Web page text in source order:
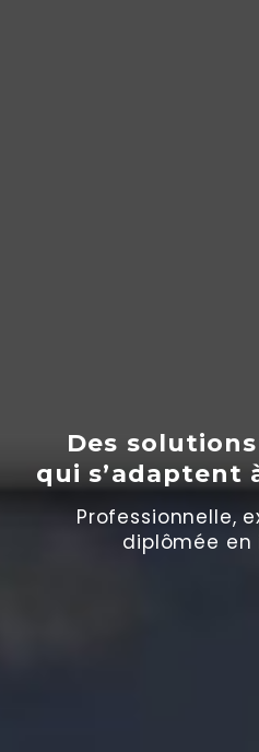
Des
qui s’adaptent
Professionnelle,
diplômée